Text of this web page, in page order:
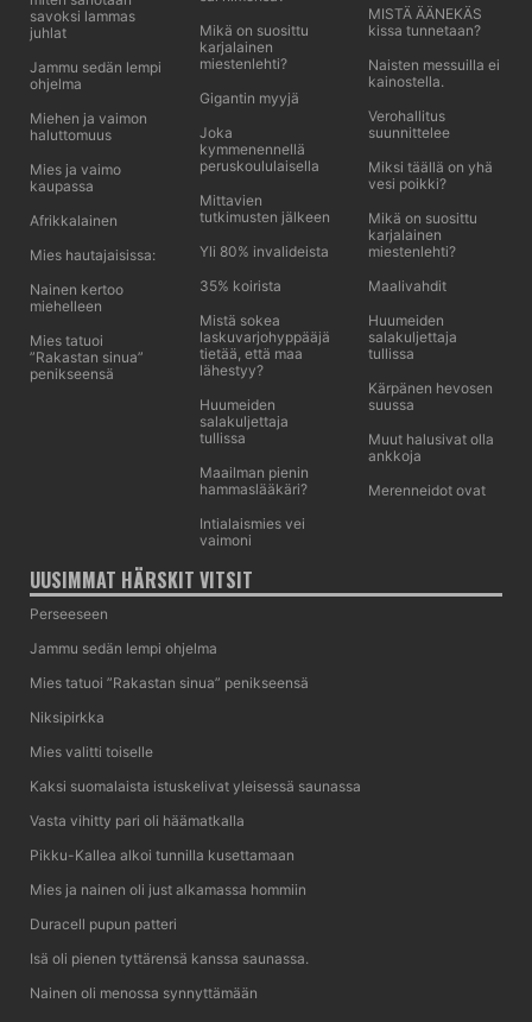
savoksi lammas
juhlat
Jammu sedän lempi
ohjelma
Miehen ja vaimon
haluttomuus
Mies ja vaimo
kaupassa
Afrikkalainen
Mies hautajaisissa:
Nainen kertoo
miehelleen
Mies tatuoi
”Rakastan sinua”
penikseensä
Mikä on suosittu
karjalainen
miestenlehti?
Gigantin myyjä
Joka
kymmenennellä
peruskoululaisella
Mittavien
tutkimusten jälkeen
Yli 80% invalideista
35% koirista
Mistä sokea
laskuvarjohyppääjä
tietää, että maa
lähestyy?
Huumeiden
salakuljettaja
tullissa
Maailman pienin
hammaslääkäri?
Intialaismies vei
vaimoni
MISTÄ ÄÄNEKÄS
kissa tunnetaan?
Naisten messuilla ei
kainostella.
Verohallitus
suunnittelee
Miksi täällä on yhä
vesi poikki?
Mikä on suosittu
karjalainen
miestenlehti?
Maalivahdit
Huumeiden
salakuljettaja
tullissa
Kärpänen hevosen
suussa
Muut halusivat olla
ankkoja
Merenneidot ovat
UUSIMMAT HÄRSKIT VITSIT
Perseeseen
Jammu sedän lempi ohjelma
Mies tatuoi ”Rakastan sinua” penikseensä
Niksipirkka
Mies valitti toiselle
Kaksi suomalaista istuskelivat yleisessä saunassa
Vasta vihitty pari oli häämatkalla
Pikku-Kallea alkoi tunnilla kusettamaan
Mies ja nainen oli just alkamassa hommiin
Duracell pupun patteri
Isä oli pienen tyttärensä kanssa saunassa.
Nainen oli menossa synnyttämään